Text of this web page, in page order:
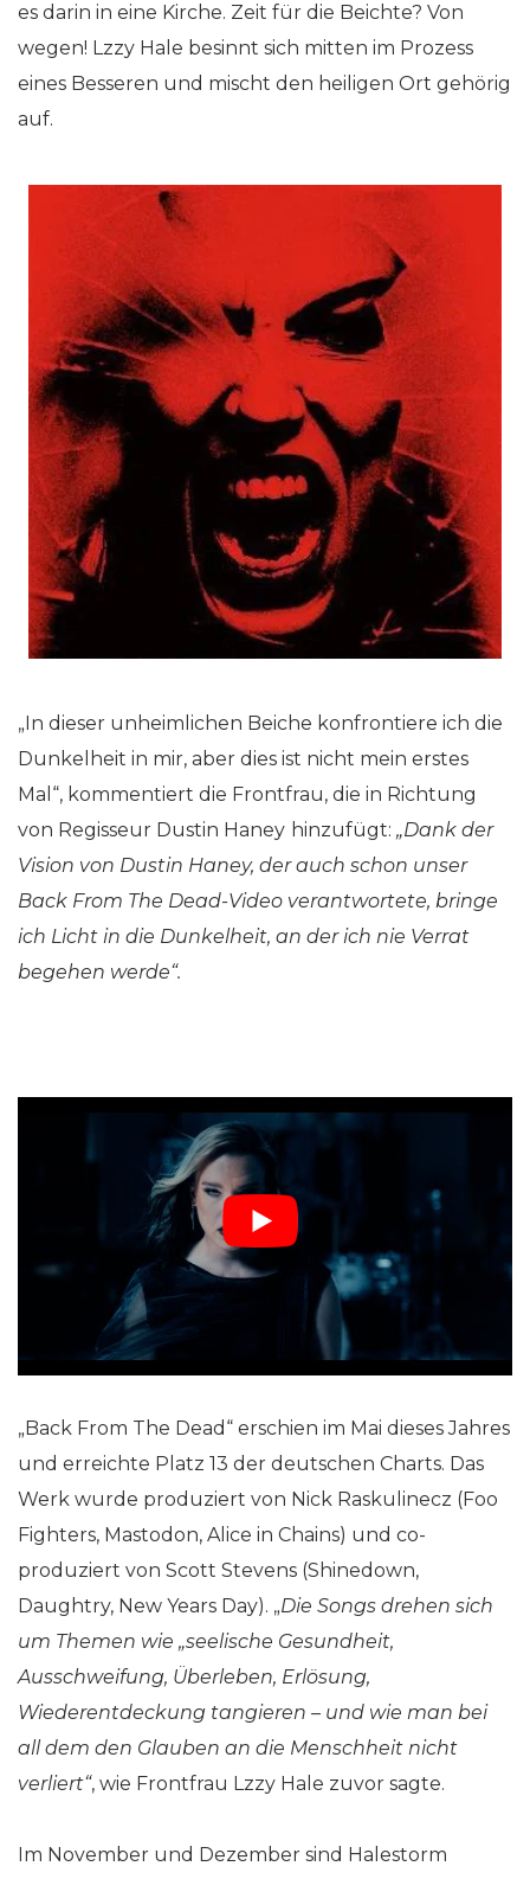
es darin in eine Kirche. Zeit für die Beichte? Von
wegen! Lzzy Hale besinnt sich mitten im Prozess
eines Besseren und mischt den heiligen Ort gehörig
auf.
„In dieser unheimlichen Beiche konfrontiere ich die
Dunkelheit in mir, aber dies ist nicht mein erstes
Mal“, kommentiert die Frontfrau, die in Richtung
von Regisseur Dustin Haney hinzufügt: „Dank der
Vision von Dustin Haney, der auch schon unser
Back From The Dead-Video verantwortete, bringe
ich Licht in die Dunkelheit, an der ich nie Verrat
begehen werde“.
„Back From The Dead“ erschien im Mai dieses Jahres
und erreichte Platz 13 der deutschen Charts. Das
Werk wurde produziert von Nick Raskulinecz (Foo
Fighters, Mastodon, Alice in Chains) und co-
produziert von Scott Stevens (Shinedown,
Daughtry, New Years Day). „Die Songs drehen sich
um Themen wie „seelische Gesundheit,
Ausschweifung, Überleben, Erlösung,
Wiederentdeckung tangieren – und wie man bei
all dem den Glauben an die Menschheit nicht
verliert“, wie Frontfrau Lzzy Hale zuvor sagte.
Im November und Dezember sind Halestorm